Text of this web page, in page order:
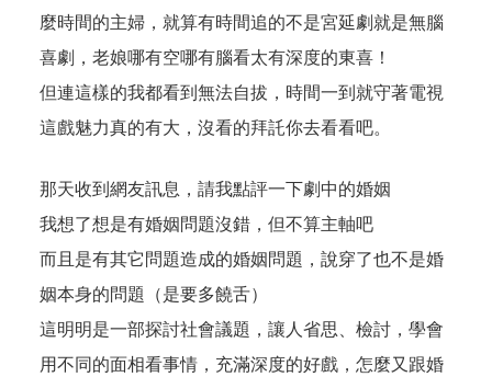
麼時間的主婦，就算有時間追的不是宮延劇就是無腦
喜劇，老娘哪有空哪有腦看太有深度的東喜！
但連這樣的我都看到無法自拔，時間一到就守著電視
這戲魅力真的有大，沒看的拜託你去看看吧。
那天收到網友訊息，請我點評一下劇中的婚姻
我想了想是有婚姻問題沒錯，但不算主軸吧
而且是有其它問題造成的婚姻問題，說穿了也不是婚
姻本身的問題（是要多饒舌）
這明明是一部探討社會議題，讓人省思、檢討，學會
用不同的面相看事情，充滿深度的好戲，怎麼又跟婚